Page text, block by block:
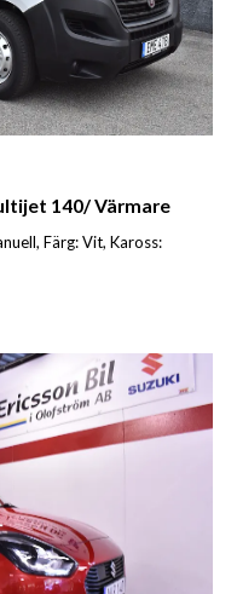
140/ Värmare
Färg: Vit, Kaross: